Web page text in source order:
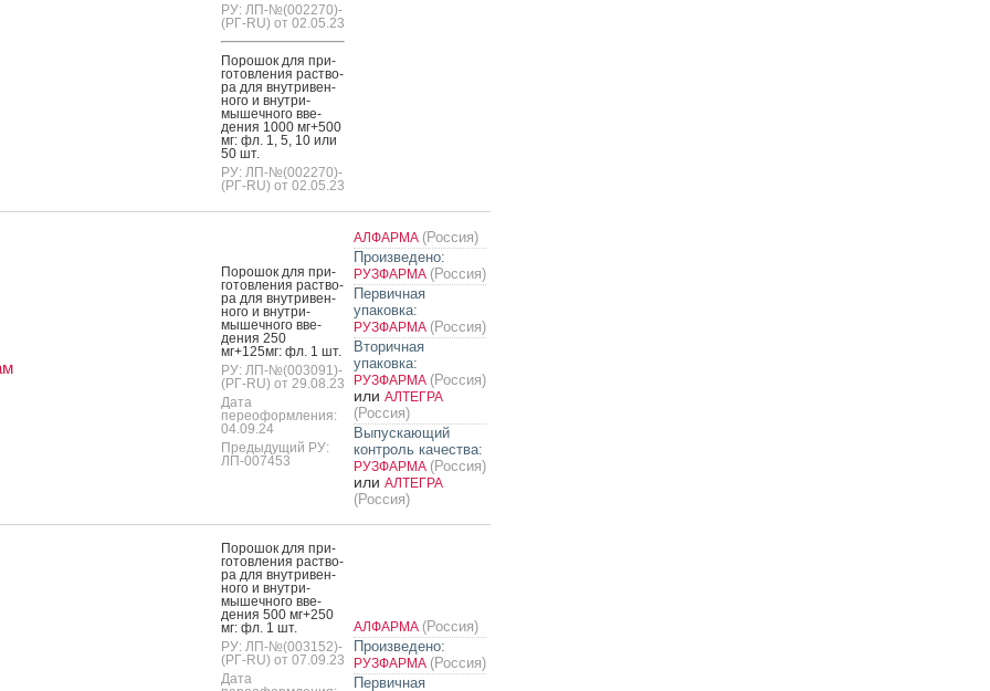
РУ: ЛП-№(002270)-
(РГ-RU) от 02.05.23
По­рошок для при­
готов­ле­ния рас­тво­
ра для внут­ри­вен­
но­го и внут­ри­
мышеч­но­го вве­
дения 1000 мг+500
мг: фл. 1, 5, 10 или
50 шт.
РУ: ЛП-№(002270)-
(РГ-RU) от 02.05.23
По­рошок для при­
готов­ле­ния рас­тво­
ра для внут­ри­вен­
но­го и внут­ри­
мышеч­но­го вве­
дения 250
мг+125мг: фл. 1 шт.
РУ: ЛП-№(003091)-
(РГ-RU) от 29.08.23
Дата
переоформления:
04.09.24
Предыдущий РУ:
ЛП-007453
АЛФАРМА (Россия)
Произведено:
РУЗФАРМА (Россия)
Первичная
упаковка:
РУЗФАРМА (Россия)
Вторичная
упаковка:
РУЗФАРМА (Россия)
или АЛТЕГРА
(Россия)
Выпускающий
контроль качества:
РУЗФАРМА (Россия)
или АЛТЕГРА
(Россия)
По­рошок для при­
готов­ле­ния рас­тво­
ра для внут­ри­вен­
но­го и внут­ри­
мышеч­но­го вве­
дения 500 мг+250
мг: фл. 1 шт.
РУ: ЛП-№(003152)-
(РГ-RU) от 07.09.23
Дата
АЛФАРМА (Россия)
Произведено:
РУЗФАРМА (Россия)
Первичная